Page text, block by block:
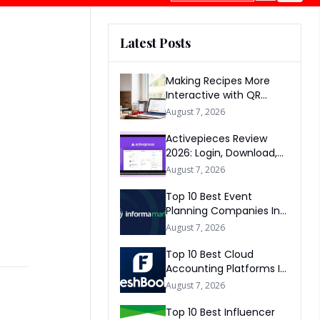
Latest Posts
Making Recipes More
Interactive with QR
Codes
August 7, 2026
Activepieces Review
2026: Login, Download,
AI, Pricing, Automation &
August 7, 2026
Top 10 Best Event
Planning Companies In
The World 2026
August 7, 2026
Top 10 Best Cloud
Accounting Platforms In
The World 2026
August 7, 2026
Top 10 Best Influencer